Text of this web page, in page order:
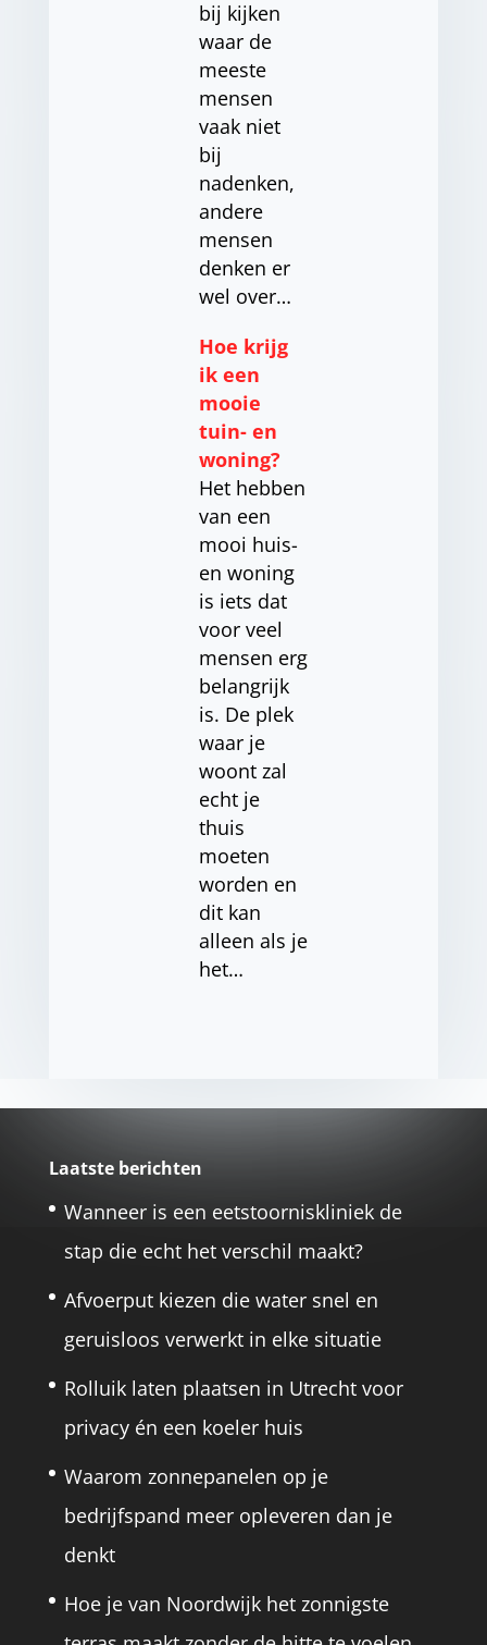
bij kijken
waar de
meeste
mensen
vaak niet
bij
nadenken,
andere
mensen
denken er
wel over…
Hoe krijg
ik een
mooie
tuin- en
woning?
Het hebben
van een
mooi huis-
en woning
is iets dat
voor veel
mensen erg
belangrijk
is. De plek
waar je
woont zal
echt je
thuis
moeten
worden en
dit kan
alleen als je
het…
Laatste berichten
Wanneer is een eetstoorniskliniek de
stap die echt het verschil maakt?
Afvoerput kiezen die water snel en
geruisloos verwerkt in elke situatie
Rolluik laten plaatsen in Utrecht voor
privacy én een koeler huis
Waarom zonnepanelen op je
bedrijfspand meer opleveren dan je
denkt
Hoe je van Noordwijk het zonnigste